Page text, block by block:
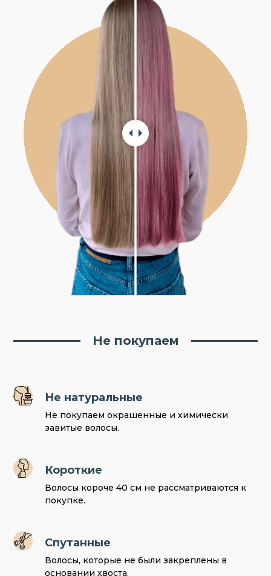
Не покупаем
Не натуральные
Не покупаем окрашенные и химически
завитые волосы.
Короткие
Волосы короче 40 см не рассматриваются к
покупке.
Спутанные
Волосы, которые не были закреплены в
основании хвоста.